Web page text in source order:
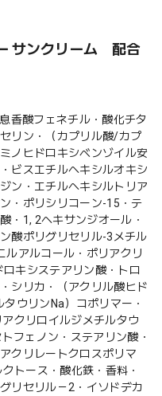
サンクリーム 配合
香酸フェネチル・酸化チタ
リン・（カプリル酸/カプ
ノヒドロキシベンゾイル安
ビスエチルヘキシルオキシ
ン・エチルヘキシルトリア
・ポリシリコーン-15・テ
・1, 2ヘキサンジオール・
酸ポリグリセリル-3メチル
ルアルコール・ポリアクリ
キシステアリン酸・トロ
シリカ・（アクリル酸ヒド
ウリンNa）コポリマー・
クリロイルジメチルタウ
フェノン・ステアリン酸・
クリレートクロスポリマ
トース・酸化鉄・香料・
リセリル－2・イソドデカ